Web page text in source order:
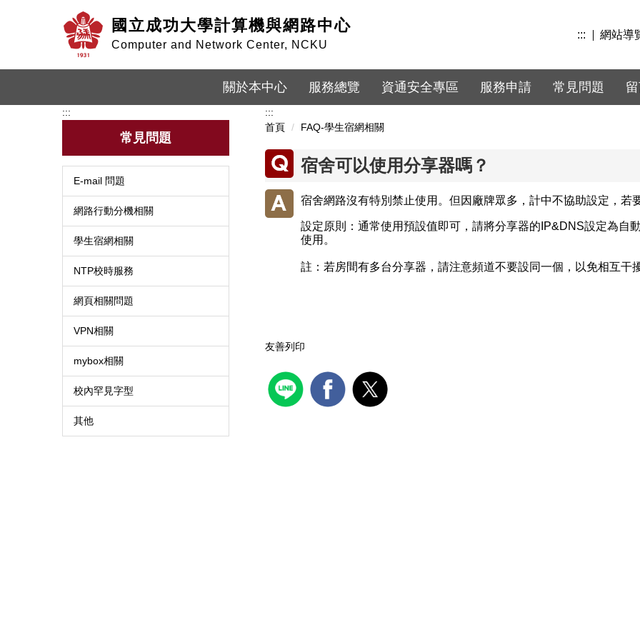
內
國立成功大學計算機與網路中心
Computer and Network Center, NCKU
關於本中心 服務總覽 資通安全專區 服務申請 常見問題
::: 網站導
:::
常見問題
E-mail 問題
網路行動分機相關
學生宿網相關
NTP校時服務
網頁相關問題
VPN相關
mybox相關
校內罕見字型
其他
:::
首頁
FAQ-學生宿網相關
宿舍可以使用分享器嗎？
宿舍網路沒有特別禁止使用。但因廠牌眾多，計中不協助設定，若
設定原則：通常使用預設值即可，請將分享器的IP&DNS設定為自
使用。
註：若房間有多台分享器，請注意頻道不要設同一個，以免相互干
友善列印